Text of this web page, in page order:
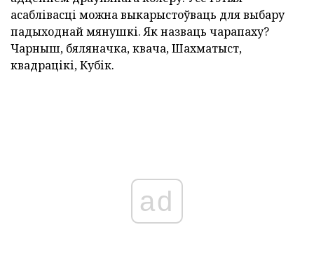
асаблівасці можна выкарыстоўваць для выбару
падыходнай мянушкі. Як назваць чарапаху?
Чарныш, бяляначка, квача, Шахматыст,
квадрацікі, Кубік.
ad